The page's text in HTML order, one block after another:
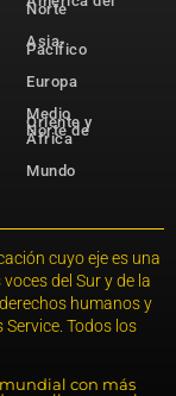
Norte
Asia-
Pacífico
Europa
Medio
Oriente y
Norte de
África
Mundo
cuyo eje es una
del Sur y de la
humanos y
Todos los
con más